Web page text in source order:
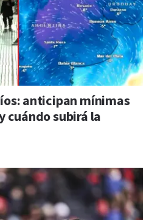
anticipan mínimas
cuándo subirá la